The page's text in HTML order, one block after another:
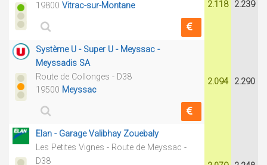
19800 Vitrac-sur-Montane 2.118 2.239
Système U - Super U - Meyssac -
Meyssadis SA
Route de Collonges - D38
19500 Meyssac
2.094 2.290
Elan - Garage Valibhay Zouebaly
Les Petites Vignes - Route de Meyssac -
D38